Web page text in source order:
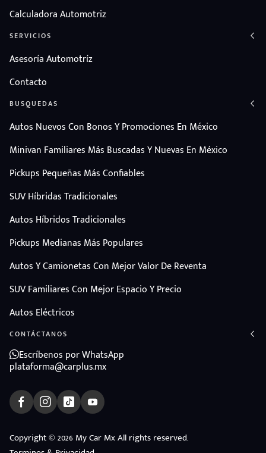
Calculadora Automotriz
SERVICIOS
Asesoría Automotríz
Contacto
BUSQUEDAS
Autos Nuevos Con Bonos Y Promociones En México
Minivan Familiares Más Buscadas Y Nuevas En México
Pickups Pequeñas Más Confiables
SUV Híbridas Tradicionales
Autos Híbridos Tradicionales
Pickups Medianas Más Populares
Autos Y Camionetas Con Mejor Valor De Reventa
SUV Familiares Con Mejor Espacio Y Precio
Autos Eléctricos
CONTÁCTANOS
Escríbenos por WhatsApp
plataforma@carplus.mx
Copyright © 2026 My Car Mx All rights reserved.